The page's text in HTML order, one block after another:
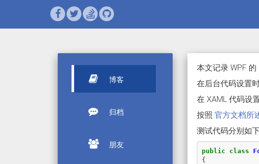
博客
归档
朋友
本文记录 WPF
在后台代码设置
在 XAML 代码设
按照 官方文档所
测试代码分别如
public class
{